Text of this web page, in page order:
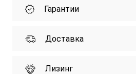
Гарантии
Доставка
Лизинг